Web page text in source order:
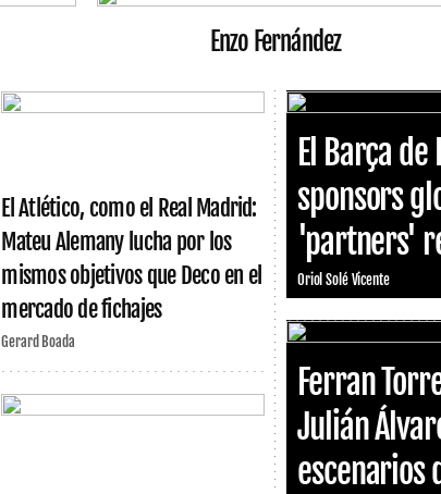
Enzo Fernández
El Atlético, como el Real Madrid:
Mateu Alemany lucha por los
mismos objetivos que Deco en el
mercado de fichajes
Gerard Boada
El Barça
sponsors
'partners'
Oriol Solé Vicente
Ferran
Julián
escenarios